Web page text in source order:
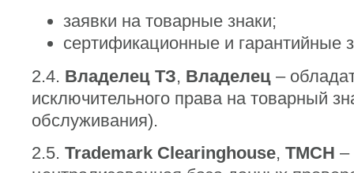
заявки на товарные знаки;
сертификационные и гарантийные
2.4. Владелец ТЗ, Владелец –
исключительного права на товарный
обслуживания).
2.5. Trademark Clearinghouse, TMCH –